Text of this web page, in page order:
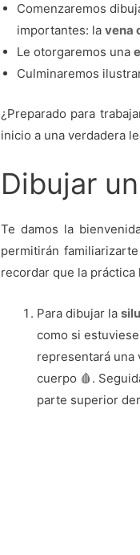
Comenzaremos
importantes: lavena
Le otorgaremos una
Culminaremos
¿Preparado para
inicio a una verdadera
Dibujar
Te damos la
permitirán
recordar que la práctica
Para dibujar la
como si
representará
cuerpo 🩸.
parte superior